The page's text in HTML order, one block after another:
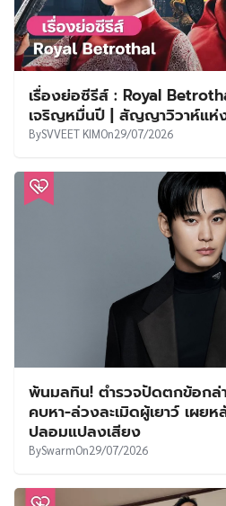
เรื่องย่อซีรีส์ : Royal
เจริญหมื่นปี | สัญญาวิวาห์แห่
BySVVEET KIMOn29/07/2026
พ้นมลทิน! ตำรวจปัดตกข้อกล่
คบหา-ล่วงละเมิดผู้เยาว์ เผย
ปลอมแปลงเสียง
BySwarmOn29/07/2026